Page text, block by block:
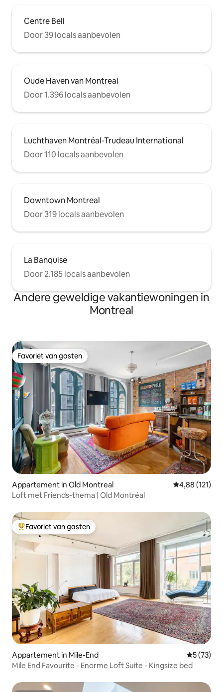
Centre Bell
Door 39 locals aanbevolen
Oude Haven van Montreal
Door 1.396 locals aanbevolen
Luchthaven Montréal-Trudeau International
Door 110 locals aanbevolen
Downtown Montreal
Door 319 locals aanbevolen
La Banquise
Door 2.185 locals aanbevolen
Andere geweldige vakantiewoningen in
Montreal
Favoriet van gasten
Favoriet van gasten
Appartement in Old Montreal Gemiddelde
4,88 (121)
Loft met Friends-thema | Old Montréal
Topfavoriet van gasten
Favoriet van gasten
Appartement in Mile-End
5 (73)
Mile End Favourite - Enorme Loft Suite - Kingsize bed